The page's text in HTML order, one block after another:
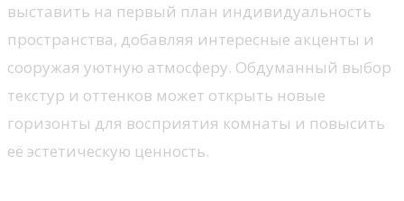
выставить на первый план индивидуальность
пространства, добавляя интересные акценты и
сооружая уютную атмосферу. Обдуманный выбор
текстур и оттенков может открыть новые
горизонты для восприятия комнаты и повысить
её эстетическую ценность.